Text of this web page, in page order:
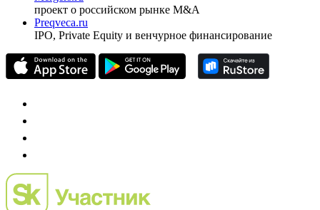
Investfunds
универсальный ресурс по фондовому рынку для
частного инвестора России
проект о российском рынке M&A
Preqveca.ru